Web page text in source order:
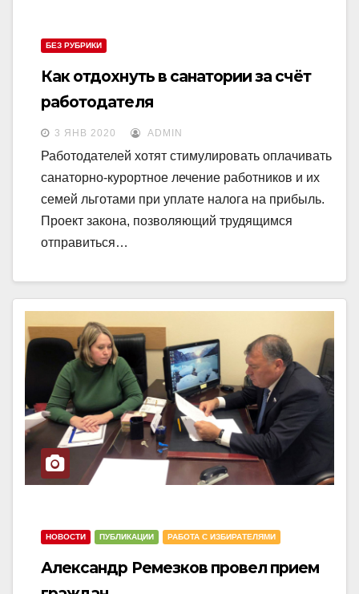
БЕЗ РУБРИКИ
Как отдохнуть в санатории за счёт
работодателя
3 ЯНВ 2020 ADMIN
Работодателей хотят стимулировать оплачивать
санаторно-курортное лечение работников и их
семей льготами при уплате налога на прибыль.
Проект закона, позволяющий трудящимся
отправиться…
НОВОСТИ ПУБЛИКАЦИИ РАБОТА С ИЗБИРАТЕЛЯМИ
Александр Ремезков провел прием